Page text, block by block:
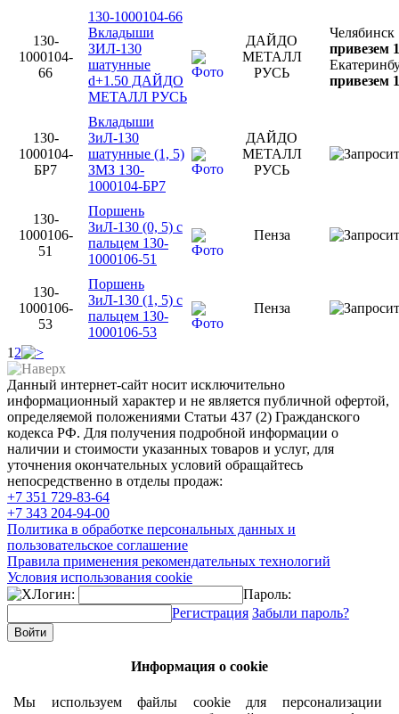
130-
1000104-
66
130-1000104-66
Вкладыши
ЗИЛ-130
шатунные
d+1.50 ДАЙДО
МЕТАЛЛ РУСЬ
ДАЙДО
МЕТАЛЛ
РУСЬ
Челябинск
привезем
привезем
130-
1000104-
БР7
Вкладыши
ЗиЛ-130
шатунные (1, 5)
ЗМЗ 130-
1000104-БР7
ДАЙДО
МЕТАЛЛ
РУСЬ
130-
1000106-
51
Поршень
ЗиЛ-130 (0, 5) с
пальцем 130-
1000106-51
Пенза
130-
1000106-
53
Поршень
ЗиЛ-130 (1, 5) с
пальцем 130-
1000106-53
Пенза
1 2
Данный интернет-сайт носит исключительно
информационный характер и не является публичной офертой,
определяемой положениями Статьи 437 (2) Гражданского
кодекса РФ. Для получения подробной информации о
наличии и стоимости указанных товаров и услуг, для
уточнения окончательных условий обращайтесь
непосредственно в отделы продаж:
+7 351 729-83-64
+7 343 204-94-00
Политика в обработке персональных данных и
пользовательское соглашение
Правила применения рекомендательных технологий
Условия использования cookie
Логин:
Пароль:
Регистрация Забыли пароль?
Информация о cookie
Мы используем файлы cookie для персонализации